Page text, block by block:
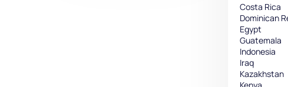
Costa Rica
Dominican
Egypt
Guatemala
Indonesia
Iraq
Kazakhstan